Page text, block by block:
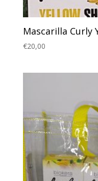
Mascarilla Curly
€20,00